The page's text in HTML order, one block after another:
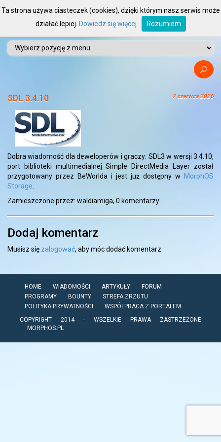
SDL 3.4.10 7 czerwca 2026
Dobra wiadomość dla deweloperów i graczy: SDL3 w wersji 3.4.10,
port biblioteki multimedialnej Simple DirectMedia Layer został
przygotowany przez BeWorlda i jest już dostępny w
MorphOS
Storage
Zamieszczone przez: waldiamiga, 0 komentarzy
Dodaj komentarz
Musisz się zalogować, aby móc dodać komentarz.
HOME WIADOMOŚCI ARTYKUŁY
FORUM
PROGRAMY
BOUNTY
STREFA ZRZUTU
POLITYKA PRYWATNOŚCI
WSPÓŁPRACA Z PORTALEM
COPYRIGHT 2014 - WSZELKIE PRAWA ZASTRZEŻONE
MORPHOS.PL
Ta strona używa ciasteczek (cookies), dzięki którym nasz serwis może
działać lepiej. Dowiedz się więcej Rozumiem